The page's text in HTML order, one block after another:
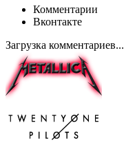
Комментарии
Вконтакте
Загрузка комментариев...